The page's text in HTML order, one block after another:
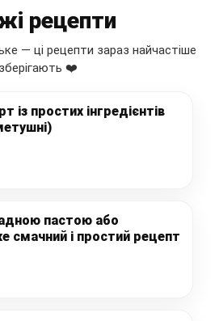
рецепти
— ці рецепти зараз найчастіше
зберігають ❤️
із простих інгредієнтів
пастою або
смачний і простий рецепт